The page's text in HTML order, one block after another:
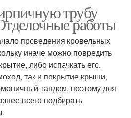
трубу
работы
проведения кровельных
иначе можно повредить
либо испачкать его.
так и покрытие крыши,
тандем, поэтому для
всего подбирать